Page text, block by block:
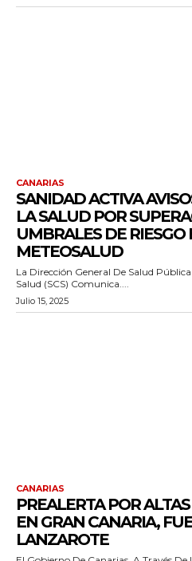
CANARIAS
SANIDAD ACTIVA
LA SALUD POR
UMBRALES DE RIESGO
METEOSALUD
La Dirección General De Salud
Salud (SCS) Comunica....
Julio 15, 2025
CANARIAS
PREALERTA POR
EN GRAN CANARIA,
LANZAROTE